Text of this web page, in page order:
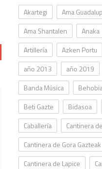
Akartegi
Ama
Ama Shantalen
Anaka
Artillería
Azken Portu
año 2013
año 2019
Banda Música
Beti Gazte
Bidasoa
Caballería
Cantinera
Cantinera de Gora Gazteak
Cantinera de Lapice